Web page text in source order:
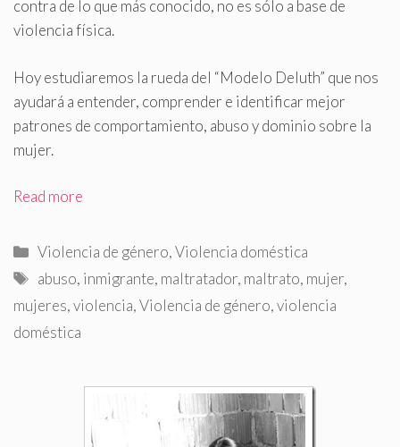
contra de lo que más conocido, no es sólo a base de
violencia física.
Hoy estudiaremos la rueda del “Modelo Deluth” que nos
ayudará a entender, comprender e identificar mejor
patrones de comportamiento, abuso y dominio sobre la
mujer.
Read more
Categorías
Violencia de género,Violencia doméstica
Etiquetas
abuso, inmigrante, maltratador, maltrato, mujer,
mujeres,violencia,Violencia de género,violencia
doméstica